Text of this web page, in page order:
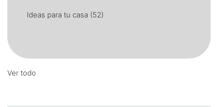
Ideas para tu casa (52)
Ver todo